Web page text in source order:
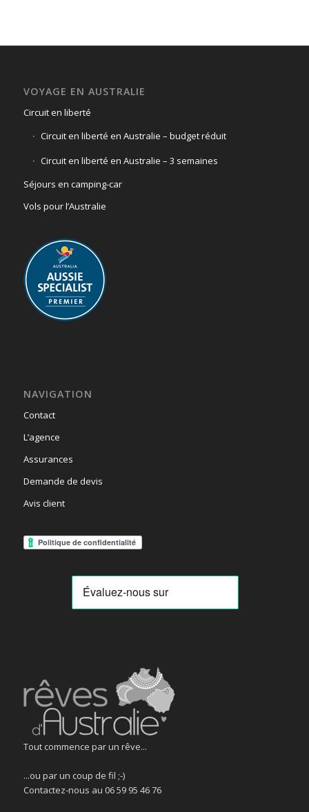
VOYAGE EN AUSTRALIE
Circuit en liberté
Circuit en liberté en Australie – budget réduit
Circuit en liberté en Australie – 3 semaines
Séjours en camping-car
Vols pour l’Australie
NAVIGATION
Contact
L’agence
Assurances
Demande de devis
Avis client
Tout commence par un rêve...
...ou par un coup de fil ;-)
Contactez-nous au 06 59 95 46 76